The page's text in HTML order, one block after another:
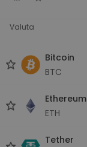
Valuta
Bitcoin
BTC
Ethereum
ETH
Tether